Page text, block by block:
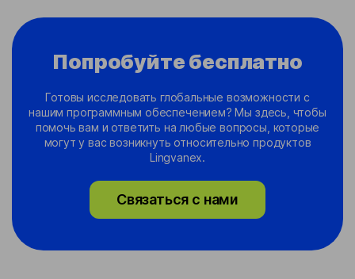
Попробуйте бесплатно
Готовы исследовать глобальные возможности с
нашим программным обеспечением? Мы здесь, чтобы
помочь вам и ответить на любые вопросы, которые
могут у вас возникнуть относительно продуктов
Lingvanex.
Связаться с нами